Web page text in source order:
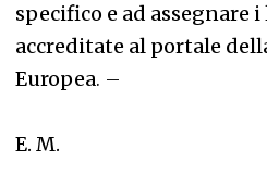
specifico e ad assegnare
accreditate al portale
Europea. –
E. M.